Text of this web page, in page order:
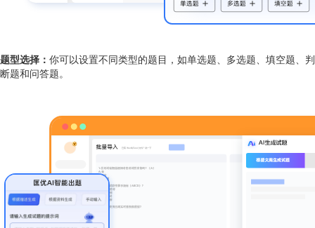
题型选择： 你可以设置不同类型的题目，如单选题、多选题、填空题、判
断题和问答题。